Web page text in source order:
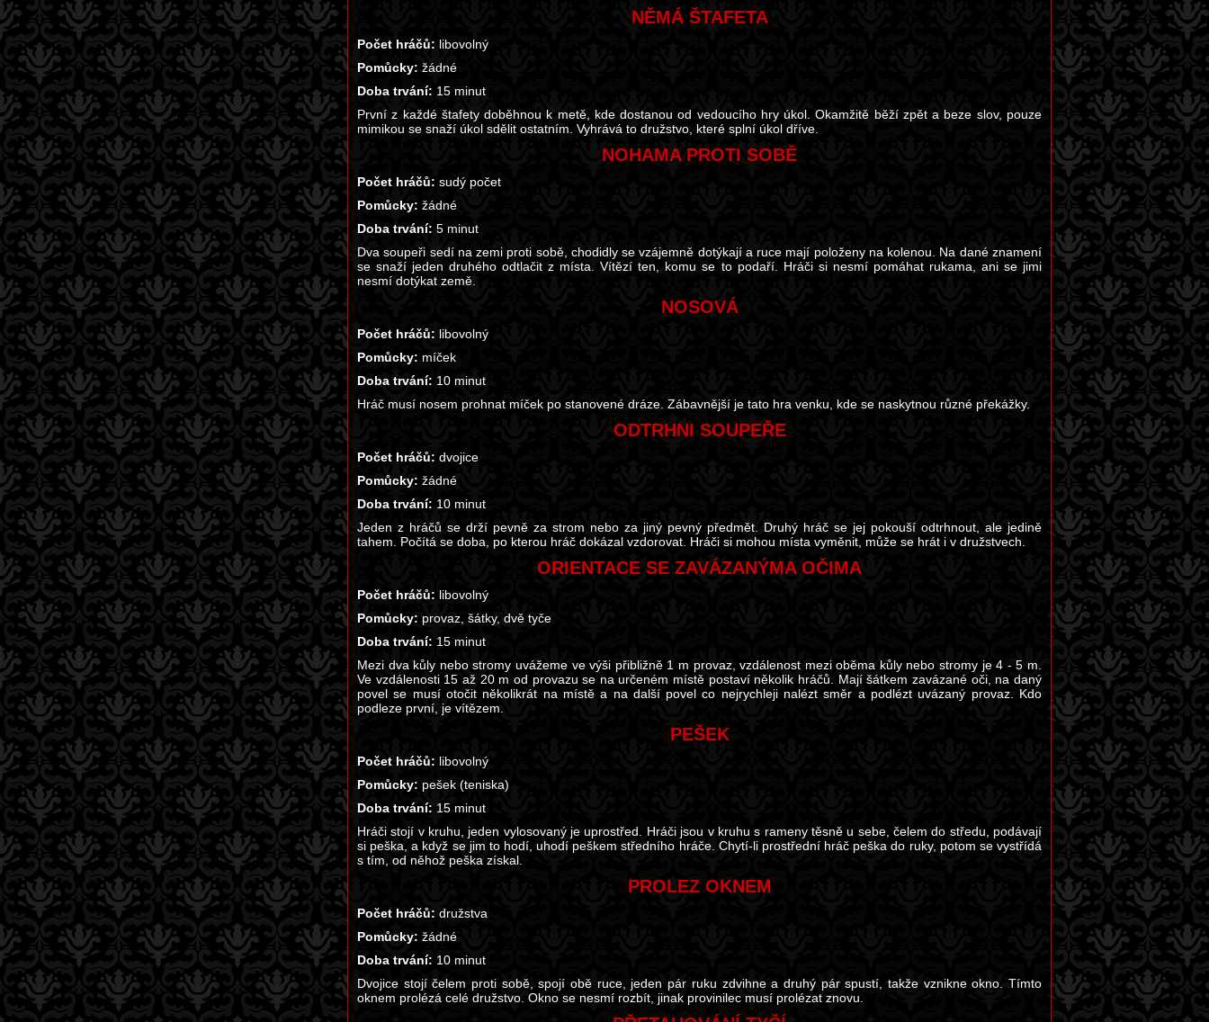
NĚMÁ ŠTAFETA
Počet hráčů: libovolný
Pomůcky: žádné
Doba trvání: 15 minut
První z každé štafety doběhnou k metě, kde dostanou od vedoucího hry úkol. Okamžitě běží zpět a beze slov, pouze
mimikou se snaží úkol sdělit ostatním. Vyhrává to družstvo, které splní úkol dříve.
NOHAMA PROTI SOBĚ
Počet hráčů: sudý počet
Pomůcky: žádné
Doba trvání: 5 minut
Dva soupeři sedí na zemi proti sobě, chodidly se vzájemně dotýkají a ruce mají položeny na kolenou. Na dané znamení
se snaží jeden druhého odtlačit z místa. Vítězí ten, komu se to podaří. Hráči si nesmí pomáhat rukama, ani se jimi
nesmí dotýkat země.
NOSOVÁ
Počet hráčů: libovolný
Pomůcky: míček
Doba trvání: 10 minut
Hráč musí nosem prohnat míček po stanovené dráze. Zábavnější je tato hra venku, kde se naskytnou různé překážky.
ODTRHNI SOUPEŘE
Počet hráčů: dvojice
Pomůcky: žádné
Doba trvání: 10 minut
Jeden z hráčů se drží pevně za strom nebo za jiný pevný předmět. Druhý hráč se jej pokouší odtrhnout, ale jedině
tahem. Počítá se doba, po kterou hráč dokázal vzdorovat. Hráči si mohou místa vyměnit, může se hrát i v družstvech.
ORIENTACE SE ZAVÁZANÝMA OČIMA
Počet hráčů: libovolný
Pomůcky: provaz, šátky, dvě tyče
Doba trvání: 15 minut
Mezi dva kůly nebo stromy uvážeme ve výši přibližně 1 m provaz, vzdálenost mezi oběma kůly nebo stromy je 4 - 5 m.
Ve vzdálenosti 15 až 20 m od provazu se na určeném místě postaví několik hráčů. Mají šátkem zavázané oči, na daný
povel se musí otočit několikrát na místě a na další povel co nejrychleji nalézt směr a podlézt uvázaný provaz. Kdo
podleze první, je vítězem.
PEŠEK
Počet hráčů: libovolný
Pomůcky: pešek (teniska)
Doba trvání: 15 minut
Hráči stojí v kruhu, jeden vylosovaný je uprostřed. Hráči jsou v kruhu s rameny těsně u sebe, čelem do středu, podávají
si peška, a když se jim to hodí, uhodí peškem středního hráče. Chytí-li prostřední hráč peška do ruky, potom se vystřídá
s tím, od něhož peška získal.
PROLEZ OKNEM
Počet hráčů: družstva
Pomůcky: žádné
Doba trvání: 10 minut
Dvojice stojí čelem proti sobě, spojí obě ruce, jeden pár ruku zdvihne a druhý pár spustí, takže vznikne okno. Tímto
oknem prolézá celé družstvo. Okno se nesmí rozbít, jinak provinilec musí prolézat znovu.